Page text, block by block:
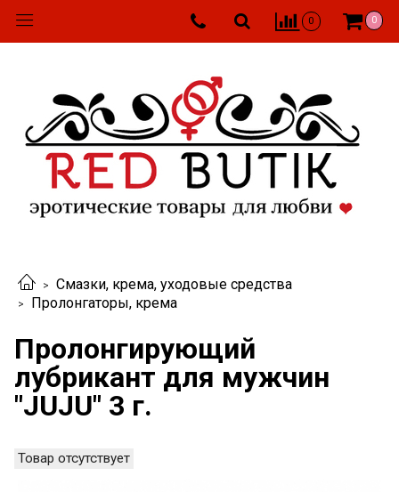
0 0
Смазки, крема, уходовые средства
Пролонгаторы, крема
Пролонгирующий
лубрикант для мужчин
"JUJU" 3 г.
Товар отсутствует